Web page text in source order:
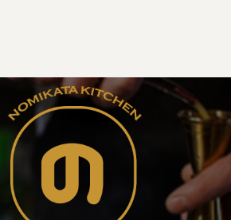
のみかたキッチン